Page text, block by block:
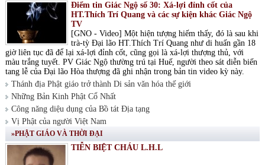
Điểm tin Giác Ngộ số 30: Xá-lợi đỉnh cốt của
HT.Thích Trí Quang và các sự kiện khác Giác Ngộ
TV
[GNO - Video] Một hiện tượng hiếm thấy, đó là sau khi
trà-tỳ Đại lão HT.Thích Trí Quang như di huấn gần 18
giờ liên tục đã để lại xá-lợi đỉnh cốt, cũng gọi là xá-lợi thượng thủ, với
màu trắng tuyết. PV Giác Ngộ thường trú tại Huế, người theo sát diễn biến
tang lễ của Đại lão Hòa thượng đã ghi nhận trong bản tin video kỳ này.
Thánh địa Phật giáo trở thành Di sản văn hóa thế giới
Những Bản Kinh Phật Cổ Nhất
Công năng diệu dụng của Bồ tát Địa tạng
Vị Phật của người Việt Nam
»PHẬT GIÁO VÀ THỜI ĐẠI
TIỄN BIỆT CHÁU L.H.L